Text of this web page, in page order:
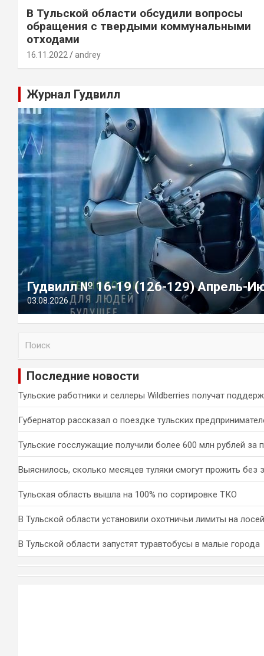
В Тульской области обсудили вопросы
обращения с твердыми коммунальными
отходами
16.11.2022 andrey
Журнал Гудвилл
Гудвилл № 16-19 (126-129) Апрель-
03.08.2026
и
Последние новости
Тульские работники и селлеры Wildberries получат
Губернатор рассказал о поездке тульских
Тульские госслужащие получили более 600 млн рублей за
Выяснилось, сколько месяцев туляки смогут прожить без
Тульская область вышла на 100% по сортировке ТКО
В Тульской области установили охотничьи лимиты на
В Тульской области запустят туравтобусы в малые города